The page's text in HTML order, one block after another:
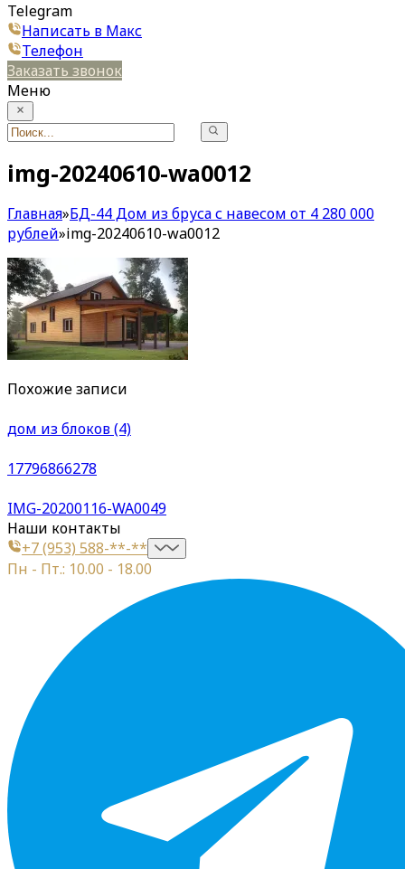
Telegram
Написать в Макс
Телефон
Заказать звонок
Меню
img-20240610-wa0012
Главная»БД-44 Дом из бруса с навесом от 4 280 000
рублей»img-20240610-wa0012
Похожие записи
дом из блоков (4)
17796866278
IMG-20200116-WA0049
Наши контакты
+7 (953) 588-**-**
Пн - Пт.: 10.00 - 18.00